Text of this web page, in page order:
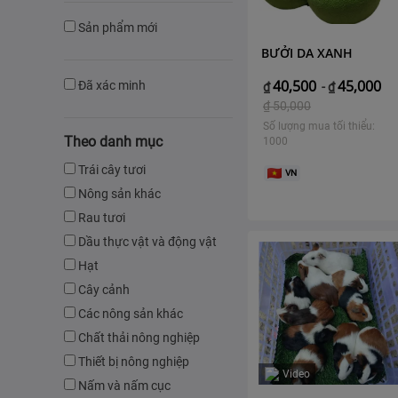
Sản phẩm mới
Đã xác minh
Theo danh mục
Trái cây tươi
Nông sản khác
Rau tươi
Dầu thực vật và động vật
Hạt
Cây cảnh
Các nông sản khác
Chất thải nông nghiệp
Thiết bị nông nghiệp
Nấm và nấm cục
BƯỞI DA XANH
₫40,500 -₫45,000
₫50,000
Số lượng mua tối thiểu:
1000
VN
Video